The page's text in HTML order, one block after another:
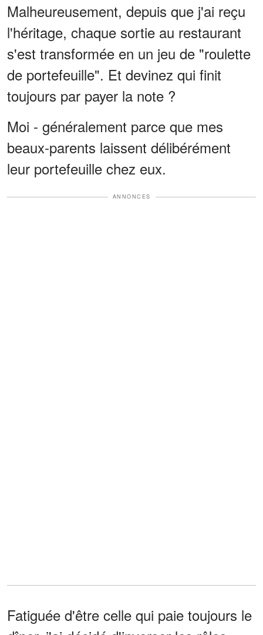
Malheureusement, depuis que j'ai reçu
l'héritage, chaque sortie au restaurant
s'est transformée en un jeu de "roulette
de portefeuille". Et devinez qui finit
toujours par payer la note ?
Moi - généralement parce que mes
beaux-parents laissent délibérément
leur portefeuille chez eux.
ANNONCES
Fatiguée d'être celle qui paie toujours le